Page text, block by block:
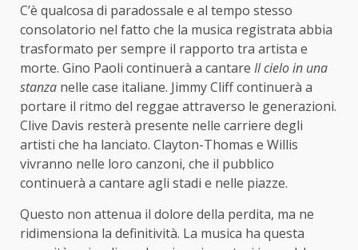
C’è qualcosa di paradossale e al tempo stesso
consolatorio nel fatto che la musica registrata abbia
trasformato per sempre il rapporto tra artista e
morte. Gino Paoli continuerà a cantare Il cielo in una
stanza nelle case italiane. Jimmy Cliff continuerà a
portare il ritmo del reggae attraverso le generazioni.
Clive Davis resterà presente nelle carriere degli
artisti che ha lanciato. Clayton-Thomas e Willis
vivranno nelle loro canzoni, che il pubblico
continuerà a cantare agli stadi e nelle piazze.
Questo non attenua il dolore della perdita, ma ne
ridimensiona la definitività. La musica ha questa